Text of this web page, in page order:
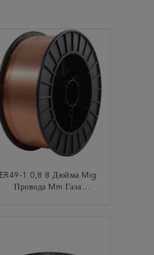
ER49-1 0,8 8 Дюйма Mig
Провода Mm Газа